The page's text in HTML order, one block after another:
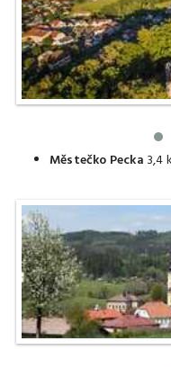
Městečko Pecka 3,4